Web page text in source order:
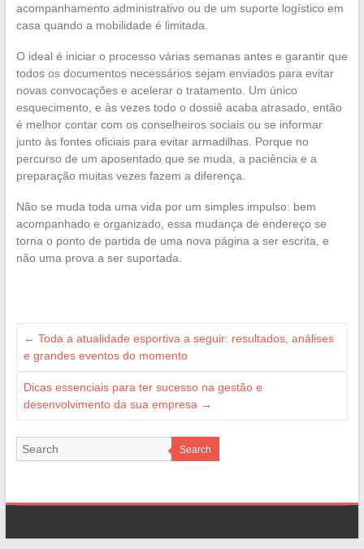
acompanhamento administrativo ou de um suporte logístico em
casa quando a mobilidade é limitada.
O ideal é iniciar o processo várias semanas antes e garantir que
todos os documentos necessários sejam enviados para evitar
novas convocações e acelerar o tratamento. Um único
esquecimento, e às vezes todo o dossiê acaba atrasado, então
é melhor contar com os conselheiros sociais ou se informar
junto às fontes oficiais para evitar armadilhas. Porque no
percurso de um aposentado que se muda, a paciência e a
preparação muitas vezes fazem a diferença.
Não se muda toda uma vida por um simples impulso: bem
acompanhado e organizado, essa mudança de endereço se
torna o ponto de partida de uma nova página a ser escrita, e
não uma prova a ser suportada.
← Toda a atualidade esportiva a seguir: resultados, análises
e grandes eventos do momento
Dicas essenciais para ter sucesso na gestão e
desenvolvimento da sua empresa →
Search